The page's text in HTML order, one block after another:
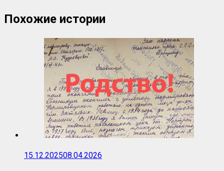
Похожие истории
15.12.202508.04.2026